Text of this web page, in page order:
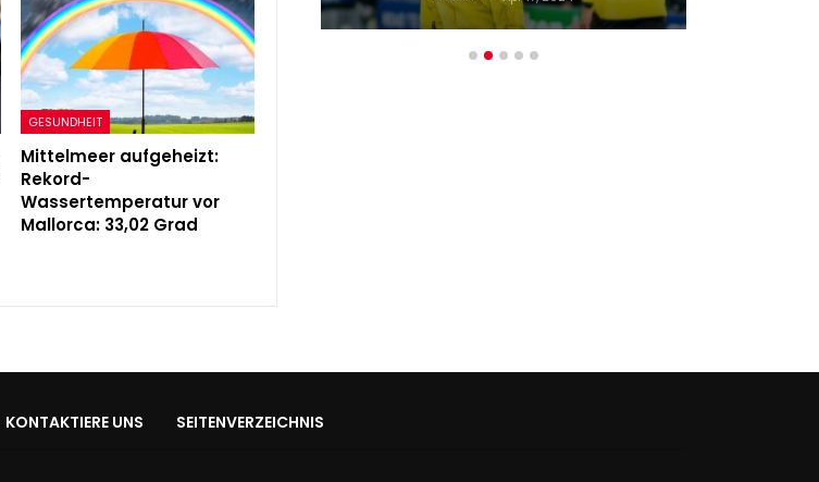
GESUNDHEIT
Mittelmeer aufgeheizt:
Rekord-
Wassertemperatur vor
Mallorca: 33,02 Grad
KONTAKTIERE UNS SEITENVERZEICHNIS